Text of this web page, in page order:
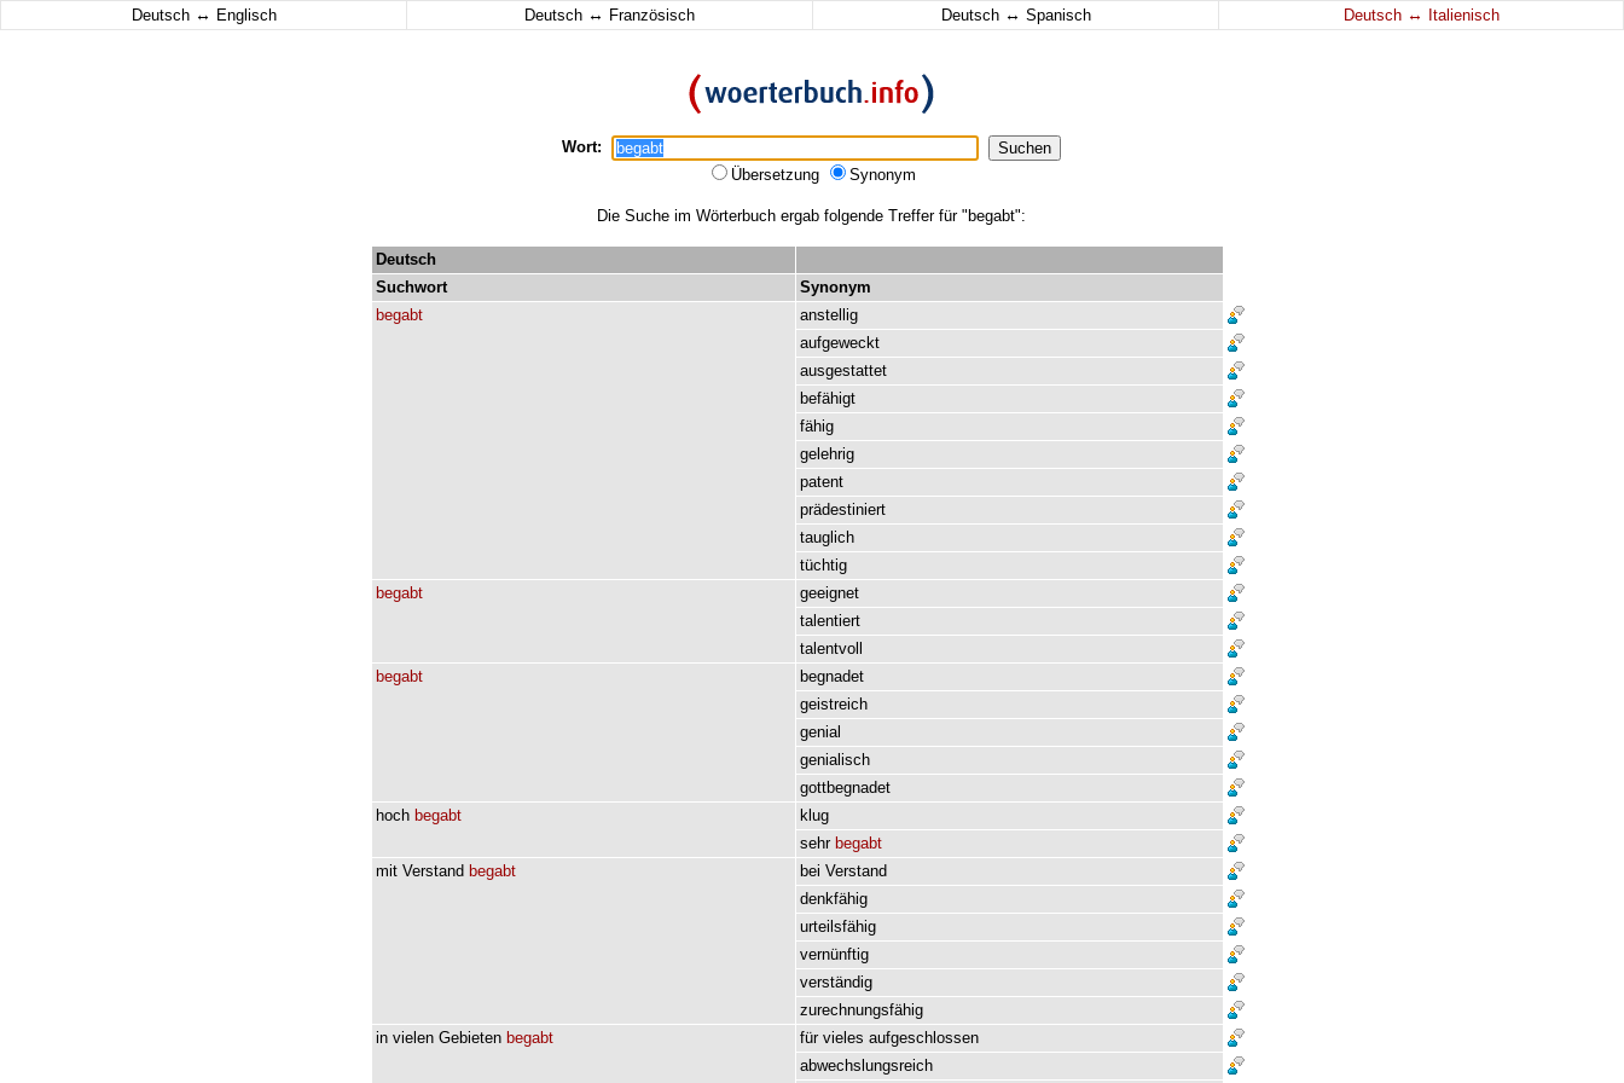
Deutsch ↔ Englisch Deutsch ↔ Französisch Deutsch ↔ Spanisch Deutsch ↔ Italienisch
Wort:
Übersetzung
Synonym
Die Suche im Wörterbuch ergab folgende Treffer für "begabt":
Deutsch
Suchwort
Synonym
begabt
anstellig
aufgeweckt
ausgestattet
befähigt
fähig
gelehrig
patent
prädestiniert
tauglich
tüchtig
begabt
geeignet
talentiert
talentvoll
begabt
begnadet
geistreich
genial
genialisch
gottbegnadet
hoch begabt
klug
sehr begabt
mit Verstand begabt bei Verstand
denkfähig
urteilsfähig
vernünftig
verständig
zurechnungsfähig
in vielen Gebieten begabt für vieles aufgeschlossen
abwechslungsreich